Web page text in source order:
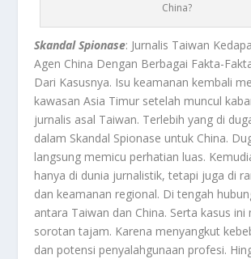
China?
Skandal Spionase: Jurnalis Taiwan
Agen China Dengan Berbagai Fakta-
Dari Kasusnya. Isu keamanan kembali
kawasan Asia Timur setelah muncul
jurnalis asal Taiwan. Terlebih yang di
dalam Skandal Spionase untuk China.
langsung memicu perhatian luas.
hanya di dunia jurnalistik, tetapi juga di
dan keamanan regional. Di tengah
antara Taiwan dan China. Serta kasus ini
sorotan tajam. Karena menyangkut
dan potensi penyalahgunaan profesi.